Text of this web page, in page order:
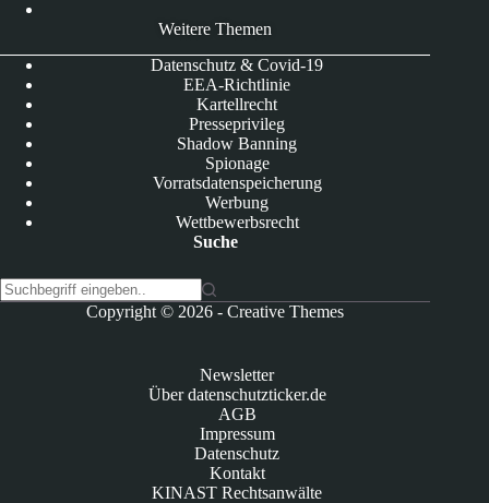
Weitere Themen
Datenschutz & Covid-19
EEA-Richtlinie
Kartellrecht
Presseprivileg
Shadow Banning
Spionage
Vorratsdatenspeicherung
Werbung
Wettbewerbsrecht
Suche
Copyright © 2026 -Creative Themes
Newsletter
Über datenschutzticker.de
AGB
Impressum
Datenschutz
Kontakt
KINAST Rechtsanwälte